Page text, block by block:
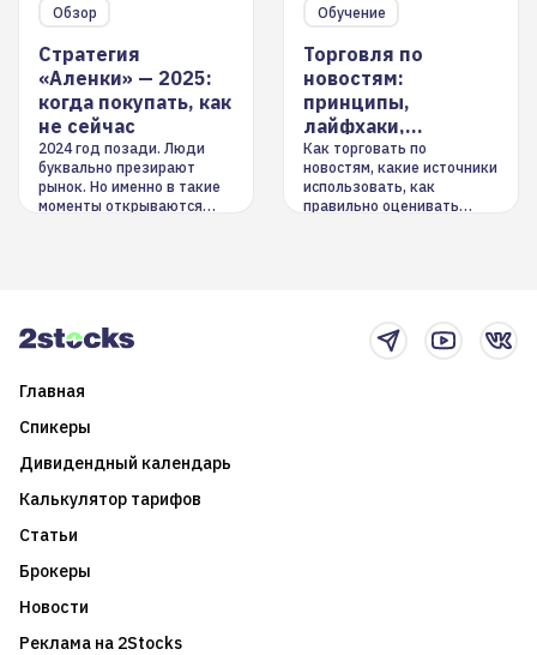
Обзор
Стратегия
«Аленки» — 2025:
когда покупать, как
не сейчас
2024 год позади. Люди
буквально презирают
рынок. Но именно в такие
моменты открываются
Обучение
Торговля по
новостям:
принципы,
лайфхаки,
инструменты
Как торговать по
новостям, какие источники
использовать, как
правильно оценивать
Главная
Спикеры
Дивидендный календарь
Калькулятор тарифов
Статьи
Брокеры
Новости
Реклама на 2Stocks